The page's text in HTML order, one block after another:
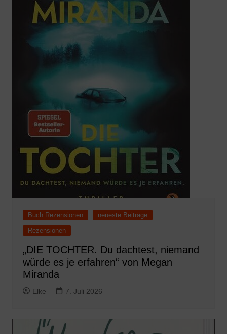
Buch Rezensionen
neueste Beiträge
Rezensionen
„DIE TOCHTER. Du dachtest, niemand
würde es je erfahren“ von Megan
Miranda
Elke 7. Juli 2026